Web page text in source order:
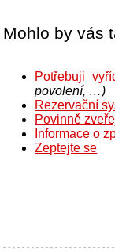
Mohlo by vás
Potřebuji
povolení, …)
Rezervační
Povinně
Informace o
Zeptejte se